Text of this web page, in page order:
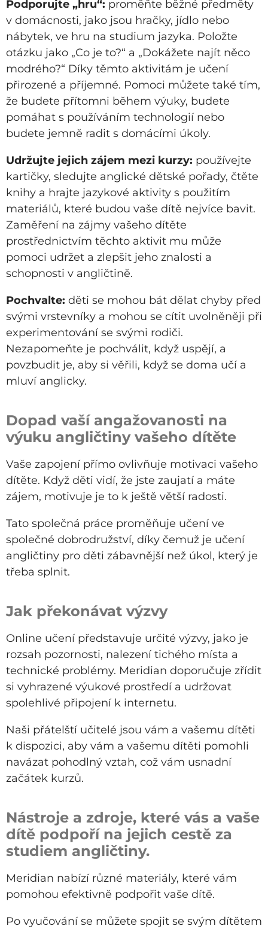
Podporujte „hru“: proměňte běžné předměty
v domácnosti, jako jsou hračky, jídlo nebo
nábytek, ve hru na studium jazyka. Položte
otázku jako „Co je to?“ a „Dokážete najít něco
modrého?“ Díky těmto aktivitám je učení
přirozené a příjemné. Pomoci můžete také tím,
že budete přítomni během výuky, budete
pomáhat s používáním technologií nebo
budete jemně radit s domácími úkoly.
Udržujte jejich zájem mezi kurzy: používejte
kartičky, sledujte anglické dětské pořady, čtěte
knihy a hrajte jazykové aktivity s použitím
materiálů, které budou vaše dítě nejvíce bavit.
Zaměření na zájmy vašeho dítěte
prostřednictvím těchto aktivit mu může
pomoci udržet a zlepšit jeho znalosti a
schopnosti v angličtině.
Pochvalte: děti se mohou bát dělat chyby před
svými vrstevníky a mohou se cítit uvolněněji při
experimentování se svými rodiči.
Nezapomeňte je pochválit, když uspějí, a
povzbudit je, aby si věřili, když se doma učí a
mluví anglicky.
Dopad vaší angažovanosti na
výuku angličtiny vašeho dítěte
Vaše zapojení přímo ovlivňuje motivaci vašeho
dítěte. Když děti vidí, že jste zaujatí a máte
zájem, motivuje je to k ještě větší radosti.
Tato společná práce proměňuje učení ve
společné dobrodružství, díky čemuž je učení
angličtiny pro děti zábavnější než úkol, který je
třeba splnit.
Jak překonávat výzvy
Online učení představuje určité výzvy, jako je
rozsah pozornosti, nalezení tichého místa a
technické problémy. Meridian doporučuje zřídit
si vyhrazené výukové prostředí a udržovat
spolehlivé připojení k internetu.
Naši přátelští učitelé jsou vám a vašemu dítěti
k dispozici, aby vám a vašemu dítěti pomohli
navázat pohodlný vztah, což vám usnadní
začátek kurzů.
Nástroje a zdroje, které vás a vaše
dítě podpoří na jejich cestě za
studiem angličtiny.
Meridian nabízí různé materiály, které vám
pomohou efektivně podpořit vaše dítě.
Po vyučování se můžete spojit se svým dítětem